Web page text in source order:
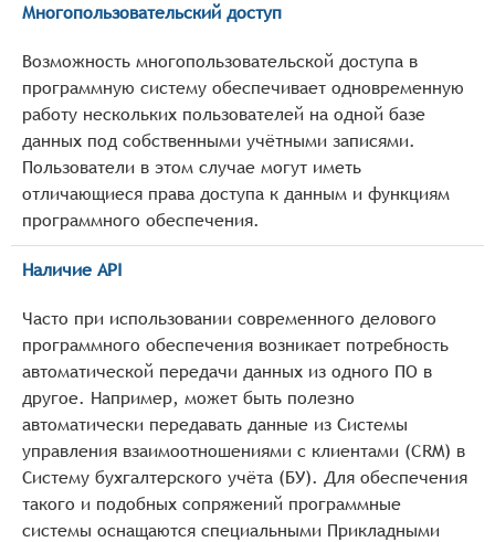
Многопользовательский доступ
Возможность многопользовательской доступа в
программную систему обеспечивает одновременную
работу нескольких пользователей на одной базе
данных под собственными учётными записями.
Пользователи в этом случае могут иметь
отличающиеся права доступа к данным и функциям
программного обеспечения.
Наличие API
Часто при использовании современного делового
программного обеспечения возникает потребность
автоматической передачи данных из одного ПО в
другое. Например, может быть полезно
автоматически передавать данные из Системы
управления взаимоотношениями с клиентами (CRM) в
Систему бухгалтерского учёта (БУ). Для обеспечения
такого и подобных сопряжений программные
системы оснащаются специальными Прикладными